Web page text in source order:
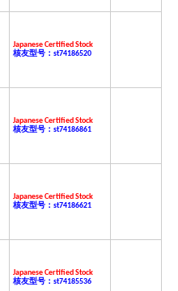
Japanese Certified Stock
核友型号：st74186520
Japanese Certified Stock
核友型号：st74186861
Japanese Certified Stock
核友型号：st74186621
Japanese Certified Stock
核友型号：st74185536